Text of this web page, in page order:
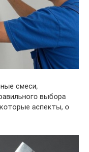
смеси,
выбора
аспекты, о